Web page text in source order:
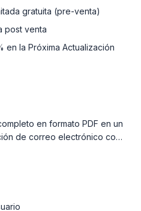
gratuita (pre-venta)
post venta
en la Próxima Actualización
en formato PDF en un
de correo electrónico con